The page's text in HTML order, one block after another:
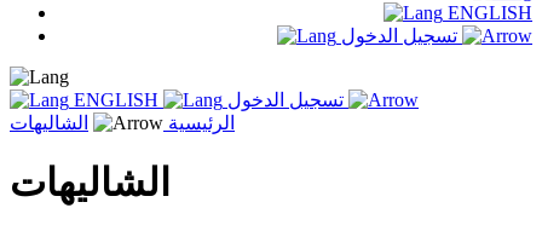
ENGLISH
تسجيل الدخول
ENGLISH
تسجيل الدخول
الرئيسية
الشاليهات
الشاليهات